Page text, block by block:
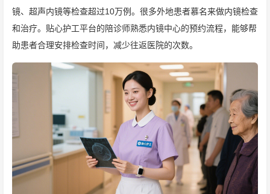
镜、超声内镜等检查超过10万例。很多外地患者慕名来做内镜检查
和治疗。贴心护工平台的陪诊师熟悉内镜中心的预约流程，能够帮
助患者合理安排检查时间，减少往返医院的次数。